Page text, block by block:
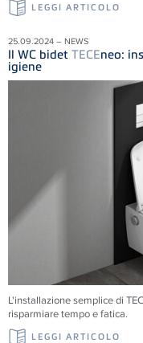
LEGGI ARTICOLO
25.09.2024 – NEWS
Il WC bidet TECEneo:
igiene
L'installazione semplice di
risparmiare tempo e fatica.
LEGGI ARTICOLO